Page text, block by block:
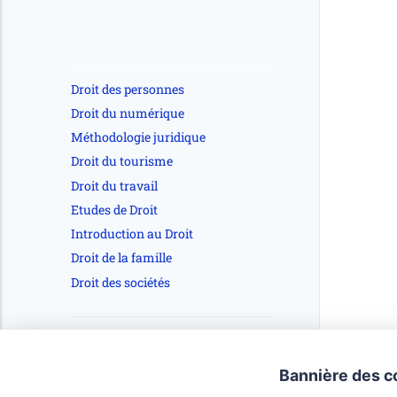
Droit des personnes
Droit du numérique
Méthodologie juridique
Droit du tourisme
Droit du travail
Etudes de Droit
Introduction au Droit
Droit de la famille
Droit des sociétés
Bannière des